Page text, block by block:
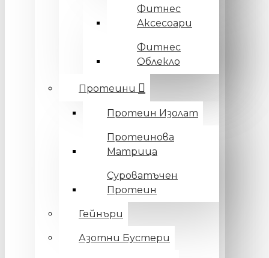
Фитнес
Аксесоари
Фитнес
Облекло
Протеини
Протеин Изолат
Протеинова
Матрица
Суроватъчен
Протеин
Гейнъри
Азотни Бустери